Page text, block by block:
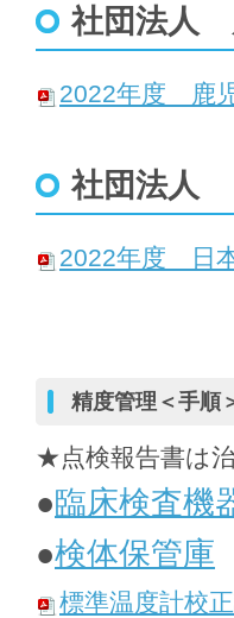
社団法人
2022年度 鹿
社団法人
2022年度 日
精度管理＜手順
★点検報告書は
●臨床検査機
●検体保管庫
標準温度計校